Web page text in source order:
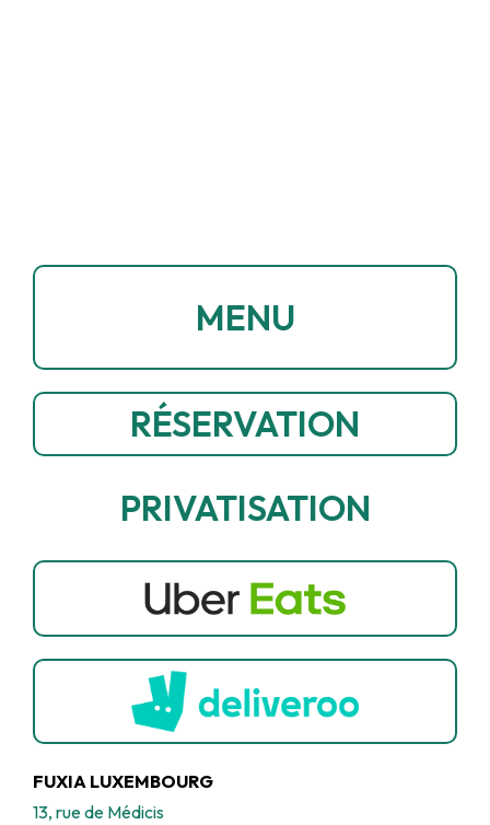
MENU
RÉSERVATION
PRIVATISATION
FUXIA LUXEMBOURG
13, rue de Médicis